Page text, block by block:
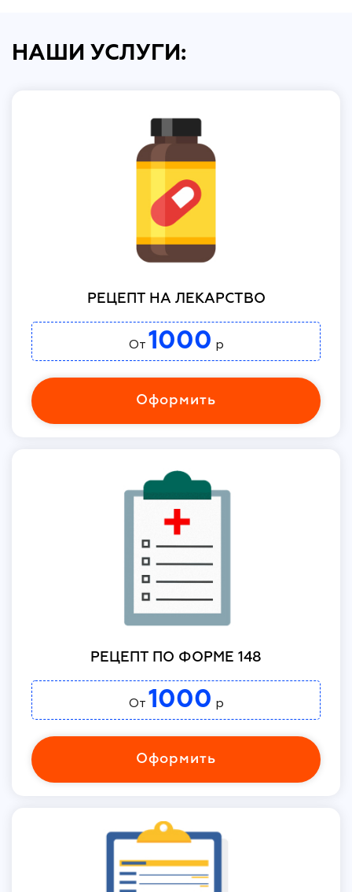
НАШИ УСЛУГИ:
РЕЦЕПТ НА ЛЕКАРСТВО
От 1000 р
Оформить
РЕЦЕПТ ПО ФОРМЕ 148
От 1000 р
Оформить